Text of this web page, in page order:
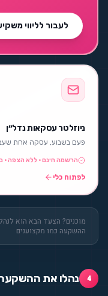
לעבור לליווי
ניוזלטר עסקאות נדל״ן
פעם בשבוע, עסקה אחת
הרשמה חינם · ללא הצפה ·
לפתוח כלי
מוכנים? הצעד הבא הוא
ההשקעה כמו מקצוענים
4 נהלו את